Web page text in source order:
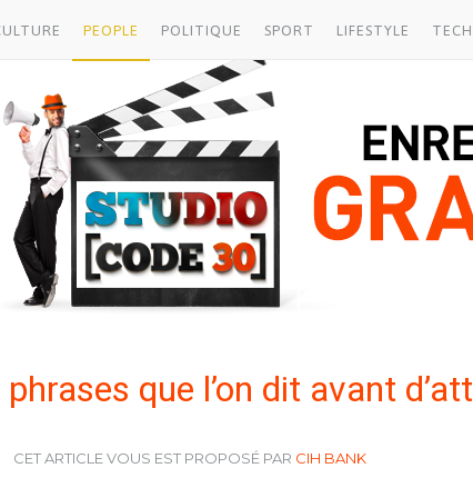
PEOPLE POLITIQUE SPORT LIFESTYLE
phrases que l’on dit avant
CET ARTICLE VOUS EST PROPOSÉ PAR CIH BANK